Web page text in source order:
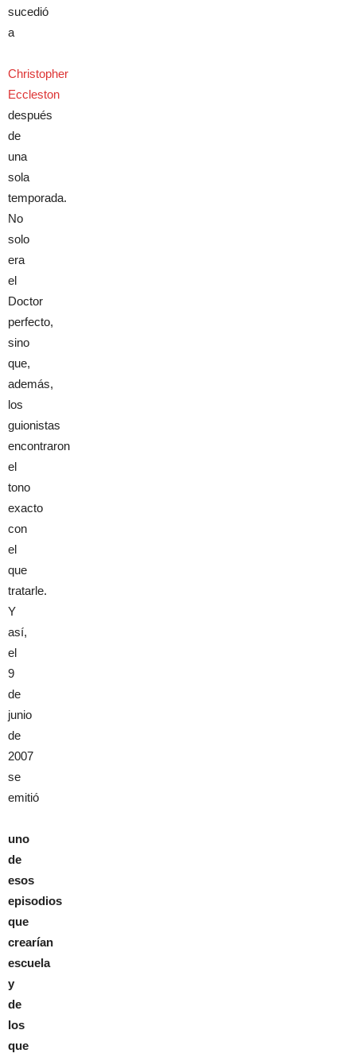
sucedió
a
Christopher
Eccleston
después
de
una
sola
temporada.
No
solo
era
el
Doctor
perfecto,
sino
que,
además,
los
guionistas
encontraron
el
tono
exacto
con
el
que
tratarle.
Y
así,
el
9
de
junio
de
2007
se
emitió
uno
de
esos
episodios
que
crearían
escuela
y
de
los
que